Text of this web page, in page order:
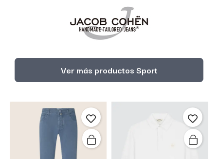
Ver más productos Sport